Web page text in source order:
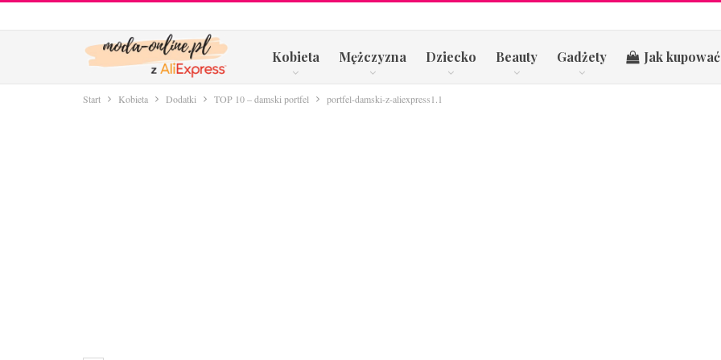
Kobieta Mężczyzna Dziecko Beauty Gadżety Jak
Start Kobieta Dodatki TOP 10 – damski portfel portfel-damski-z-aliexpress1.1